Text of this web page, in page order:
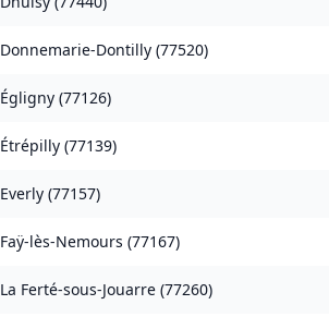
Donnemarie-Dontilly (77520)
Égligny (77126)
Étrépilly (77139)
Everly (77157)
Faÿ-lès-Nemours (77167)
La Ferté-sous-Jouarre (77260)